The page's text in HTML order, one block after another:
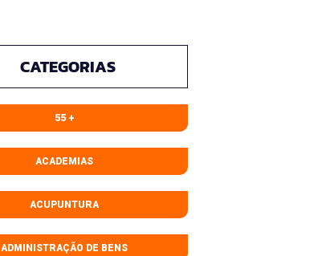
CATEGORIAS
55 +
ACADEMIAS
ACUPUNTURA
ADMINISTRAÇÃO DE BENS